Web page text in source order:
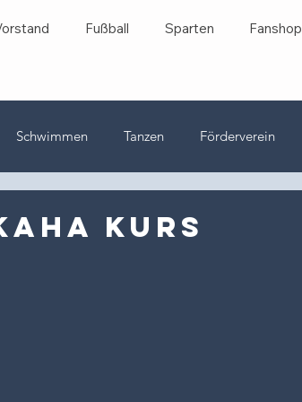
Fußball Sparten Fanshop
Schwimmen Tanzen Förderverein
Kurs